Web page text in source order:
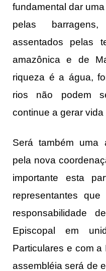
fundamental dar
pelas
assentados pelas
amazônica e de
riqueza é a água,
rios não podem
continue a gerar
Será também uma
pela nova
importante esta
representantes
responsabilidade
Episcopal em
Particulares e com a
assembléia será de